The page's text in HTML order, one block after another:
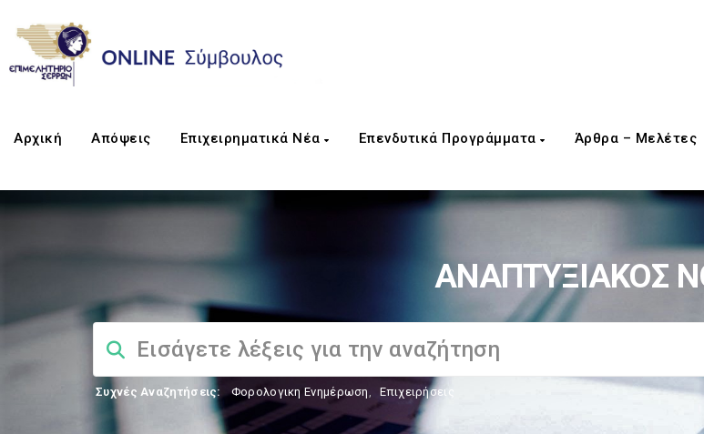
Αρχική Απόψεις Επιχειρηματικά Νέα Επενδυτικά Προγράμματα Άρθρα – Μελέτες
ΑΝΑΠΤΥΞΙΑΚΟΣ
Συχνές Αναζητήσεις: Φορολογικη Ενημέρωση, Επιχειρήσεις